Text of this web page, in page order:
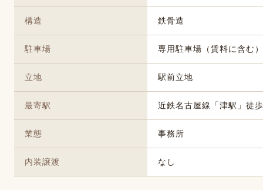
構造 鉄骨造
駐車場 専用駐車場（賃料に含む
立地 駅前立地
最寄駅 近鉄名古屋線「津駅」徒
業態 事務所
内装譲渡 なし